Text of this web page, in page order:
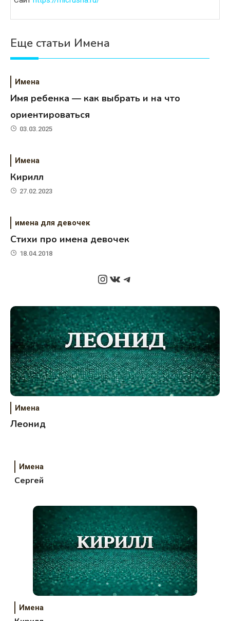
Еще статьи Имена
Имена
Имя ребенка — как выбрать и на что
ориентироваться
03.03.2025
Имена
Кирилл
27.02.2023
имена для девочек
Стихи про имена девочек
18.04.2018
Instagram
ВКонтакте
Telegram
Имена
Леонид
Имена
Сергей
Имена